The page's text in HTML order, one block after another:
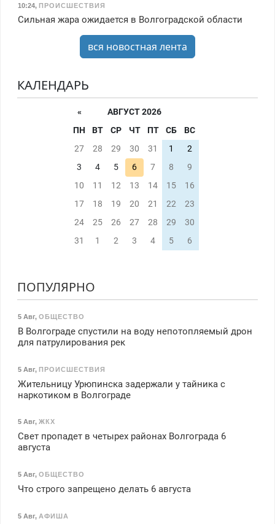
10:24, ПРОИСШЕСТВИЯ
Сильная жара ожидается в Волгоградской области
вся новостная лента
КАЛЕНДАРЬ
«
АВГУСТ 2026
ПН
ВТ СР ЧТ ПТ СБ
ВС
27
28 29 30 31 1
2
3
4 5 6 7 8
9
10
11 12 13 14 15
16
17
18 19 20 21 22
23
24
25 26 27 28 29
30
31
1 2 3 4 5 6
ПОПУЛЯРНО
5 Авг, ОБЩЕСТВО
В Волгограде спустили на воду непотопляемый дрон
для патрулирования рек
5 Авг, ПРОИСШЕСТВИЯ
Жительницу Урюпинска задержали у тайника с
наркотиком в Волгограде
5 Авг, ЖКХ
Свет пропадет в четырех районах Волгограда 6
августа
5 Авг, ОБЩЕСТВО
Что строго запрещено делать 6 августа
5 Авг, АФИША